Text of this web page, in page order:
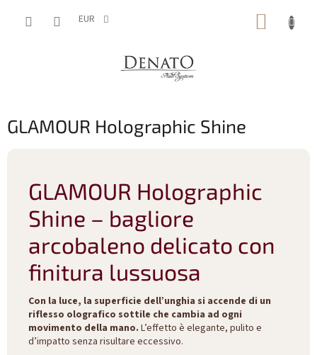
EUR
GLAMOUR Holographic Shine
GLAMOUR Holographic
Shine – bagliore
arcobaleno delicato con
finitura lussuosa
Con la luce, la superficie dell’unghia si accende di un
riflesso olografico sottile che cambia ad ogni
movimento della mano. L’effetto è elegante, pulito e
d’impatto senza risultare eccessivo.